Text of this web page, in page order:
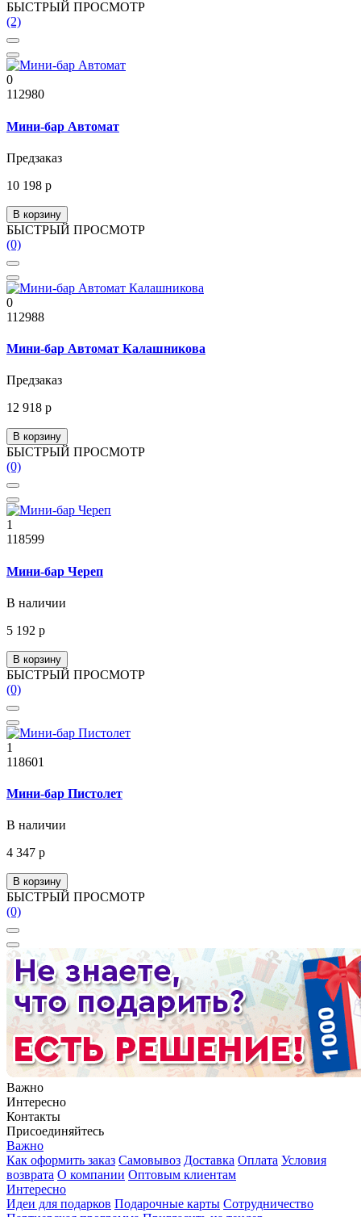
БЫСТРЫЙ ПРОСМОТР
(2)
0
112980
Мини-бар Автомат
Предзаказ
10 198 р
В корзину
БЫСТРЫЙ ПРОСМОТР
(0)
0
112988
Мини-бар Автомат Калашникова
Предзаказ
12 918 р
В корзину
БЫСТРЫЙ ПРОСМОТР
(0)
1
118599
Мини-бар Череп
В наличии
5 192 р
В корзину
БЫСТРЫЙ ПРОСМОТР
(0)
1
118601
Мини-бар Пистолет
В наличии
4 347 р
В корзину
БЫСТРЫЙ ПРОСМОТР
(0)
Важно
Интересно
Контакты
Присоединяйтесь
Важно
Как оформить заказ Самовывоз Доставка Оплата Условия
возврата О компании Оптовым клиентам
Интересно
Идеи для подарков Подарочные карты Сотрудничество